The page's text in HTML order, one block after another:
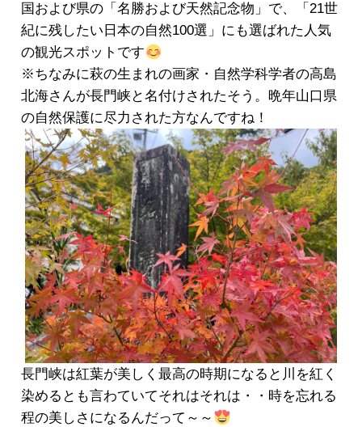
国および県の「 名勝および天然記念物」で、「21世
紀に残したい日本の自然100選」にも選ばれた人気
の観光スポットです
※ちなみに萩の生まれの画家・ 自然学科学者の高島
北海さんが長門峡と名付けされたそう。晩年山口県
の自然保護に尽力された方なんですね！
長門峡は紅葉が美しく最高の時期になると川を紅く
染めるとも言わていてそれはそれは・・時を忘れる
程の美しさになるんだって～～